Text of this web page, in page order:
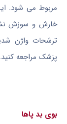
مربوط می شود.
خارش و سوزش
ترشحات واژن
پزشک مراجعه کنید.
بوی بد پاها